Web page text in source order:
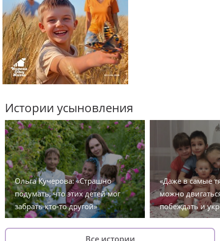
Истории усыновления
Ольга Кучерова: «Страшно
подумать, что этих детей мог
забрать кто-то другой»
«Даже в самые
можно
побеждать и